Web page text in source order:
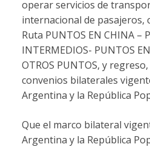
operar servicios de
internacional de pasajeros,
Ruta PUNTOS EN CHINA –
INTERMEDIOS- PUNTOS
OTROS PUNTOS, y
convenios bilaterales
Argentina y la República
Que el marco bilateral
Argentina y la República